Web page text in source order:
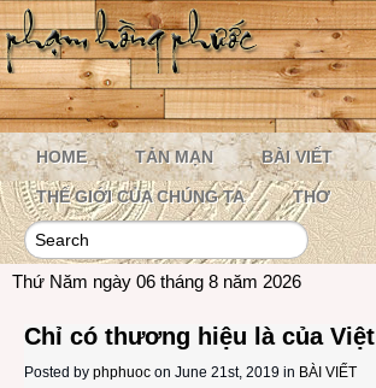
HOME TẢN MẠN BÀI VIẾT
THẾ GIỚI CỦA CHÚNG TA THƠ
Thứ Năm ngày 06 tháng 8 năm 2026
Chỉ có thương hiệu là của Việt
Posted by phphuoc on June 21st, 2019 in BÀI VIẾT